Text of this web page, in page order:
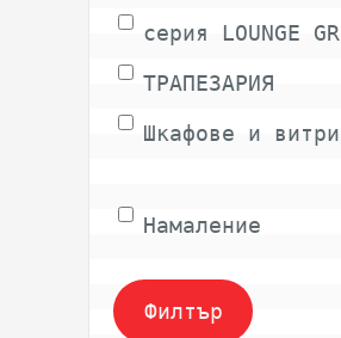
серия LOUNGE
ТРАПЕЗАРИЯ
Шкафове и
Намаление
Филтър